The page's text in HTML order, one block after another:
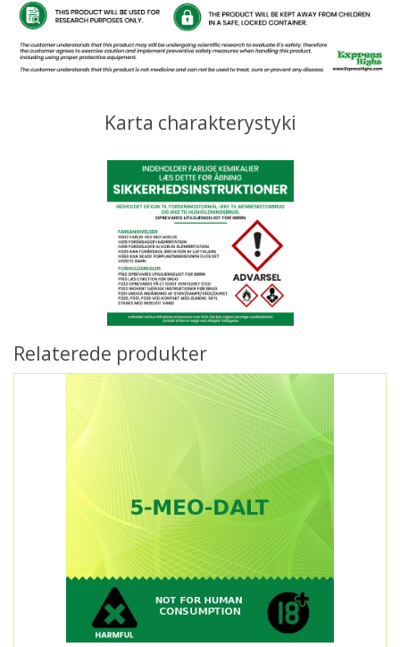
Karta charakterystyki
Relaterede produkter